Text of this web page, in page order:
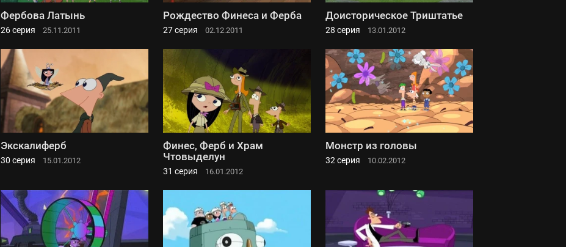
Фербова Латынь
26 серия 25.11.2011
Рождество Финеса и Ферба
27 серия 02.12.2011
Доисторическое Триштатье
28 серия 13.01.2012
Экскалиферб
30 серия 15.01.2012
Финес, Ферб и Храм
Чтовыделун
31 серия 16.01.2012
Монстр из головы
32 серия 10.02.2012